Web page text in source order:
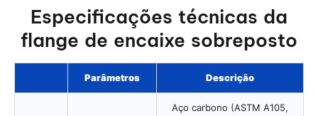
Especificações técnicas da
flange de encaixe sobreposto
Parâmetros Descrição
Aço carbono (ASTM A105,